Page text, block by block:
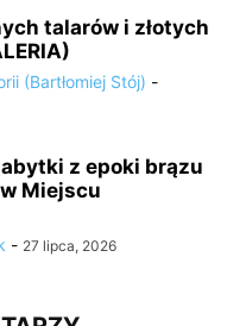
talarów i złotych
(Bartłomiej Stój) -
z epoki brązu
Miejscu
- 27 lipca, 2026